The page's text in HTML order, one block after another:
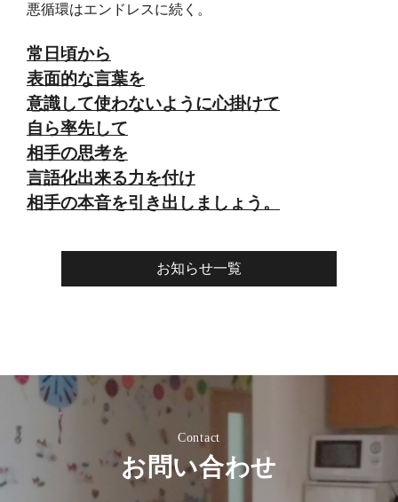
悪循環はエンドレスに続く。
常日頃から
表面的な言葉を
意識して使わないように心掛けて
自ら率先して
相手の思考を
言語化出来る力を付け
相手の本音を引き出しましょう。
お知らせ一覧
Contact
お問い合わせ